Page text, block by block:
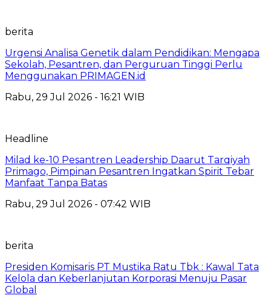
berita
Urgensi Analisa Genetik dalam Pendidikan: Mengapa
Sekolah, Pesantren, dan Perguruan Tinggi Perlu
Menggunakan PRIMAGEN.id
Rabu, 29 Jul 2026 - 16:21 WIB
Headline
Milad ke-10 Pesantren Leadership Daarut Tarqiyah
Primago, Pimpinan Pesantren Ingatkan Spirit Tebar
Manfaat Tanpa Batas
Rabu, 29 Jul 2026 - 07:42 WIB
berita
Presiden Komisaris PT Mustika Ratu Tbk : Kawal Tata
Kelola dan Keberlanjutan Korporasi Menuju Pasar
Global